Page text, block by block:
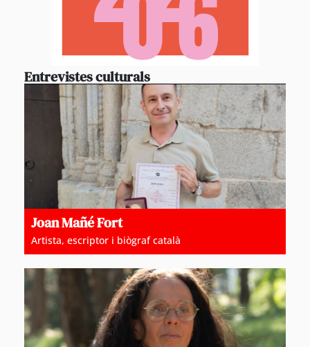
Entrevistes culturals
Joan Mañé Fort
Artista, escriptor i biògraf català